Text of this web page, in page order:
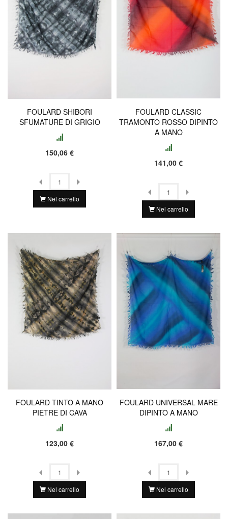
FOULARD SHIBORI
SFUMATURE DI GRIGIO
150,06 €
Nel carrello
FOULARD CLASSIC
TRAMONTO ROSSO DIPINTO
A MANO
141,00 €
Nel carrello
FOULARD TINTO A MANO
PIETRE DI CAVA
123,00 €
Nel carrello
FOULARD UNIVERSAL MARE
DIPINTO A MANO
167,00 €
Nel carrello